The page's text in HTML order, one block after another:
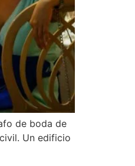
de boda de
Un edificio